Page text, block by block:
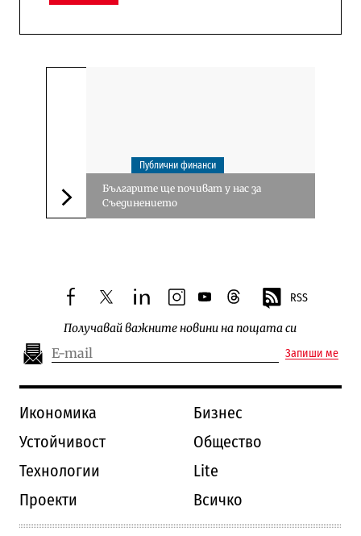
Следваща новина
Публични финанси
Българите ще почиват у нас за
Съединението
facebooktwitterlinkedininstagram
youtubethreads RSS
Получавай важните новини на пощата си
Запиши ме
Икономика
Бизнес
Устойчивост
Общество
Технологии
Lite
Проекти
Всичко